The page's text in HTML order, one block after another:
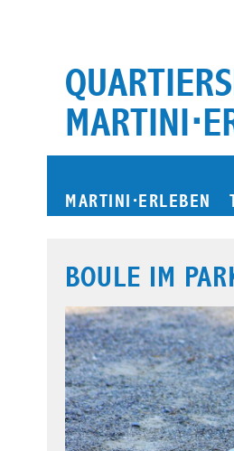
springen
MARTINI ⋅ERLEBEN
BOULE IM